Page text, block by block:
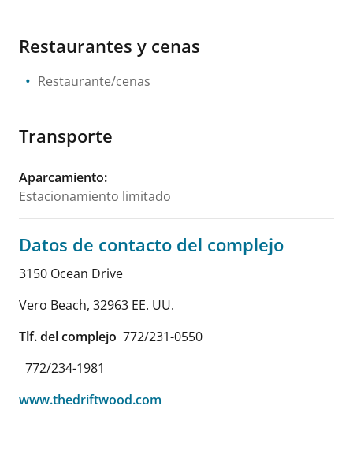
Restaurantes y cenas
Restaurante/cenas
Transporte
Aparcamiento:
Estacionamiento limitado
Datos de contacto del complejo
3150 Ocean Drive
Vero Beach, 32963 EE. UU.
Tlf. del complejo 772/231-0550
772/234-1981
www.thedriftwood.com